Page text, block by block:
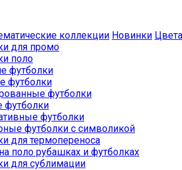
коллекции Новинки Цвета
для промо
поло
футболки
футболки
футболки
футболки
футболки
футболки с символикой
для термопереноса
поло рубашках и футболках
для сублимации